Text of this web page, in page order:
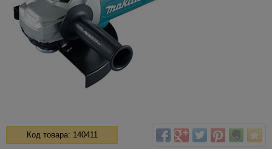
Код товара: 140411